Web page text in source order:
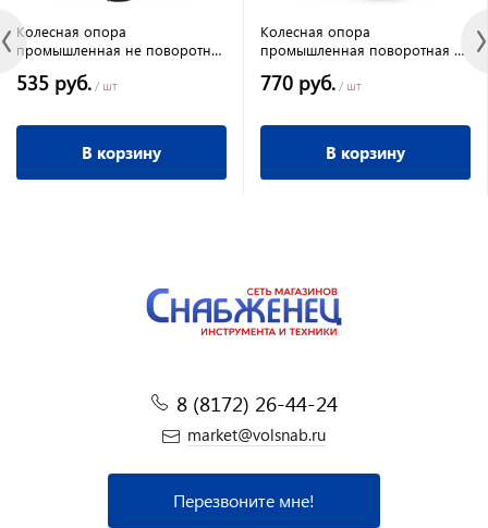
Колесная опора
промышленная не поворотная
535 руб. / шт
В корзину
Колесная опора
промышленная поворотная с
770 руб. / шт
В корзину
8 (8172) 26-44-24
market@volsnab.ru
Перезвоните мне!